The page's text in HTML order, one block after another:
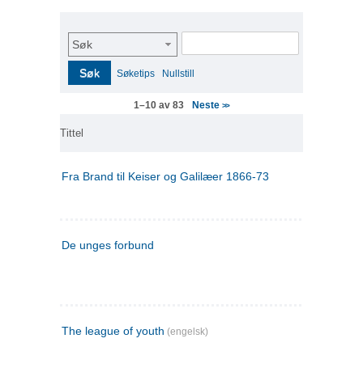
Søk
Søk Søketips Nullstill
1–10 av 83 Neste>>
Tittel
Fra Brand til Keiser og Galilæer 1866-73
De unges forbund
The league of youth (engelsk)